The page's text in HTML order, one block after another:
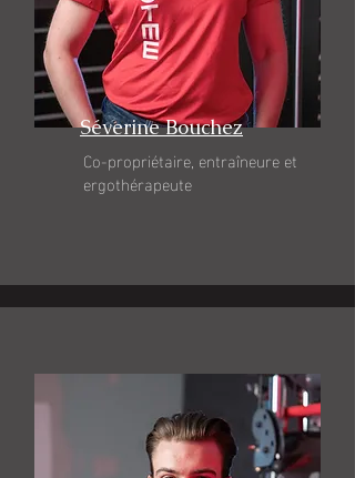
Séverine Bouchez
Co-propriétaire, entraîneure et
ergothérapeute